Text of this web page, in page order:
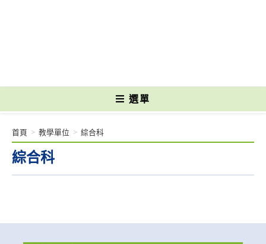
選單
綜合科
首頁 > 教學單位 > 綜合科